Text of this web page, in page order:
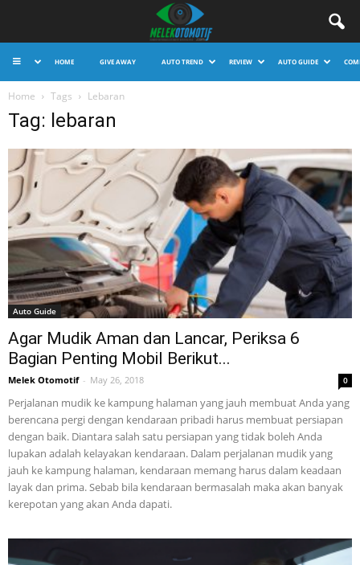
HOME GIVE AWAY AUTO TREND REVIEW AUTO GUIDE
Home Tags Lebaran
Tag: lebaran
Auto Guide
Agar Mudik Aman dan Lancar, Periksa 6
Bagian Penting Mobil Berikut...
Melek Otomotif - May 26, 2018 0
Perjalanan mudik ke kampung halaman yang jauh membuat Anda yang
berencana pergi dengan kendaraan pribadi harus membuat persiapan
dengan baik. Diantara salah satu persiapan yang tidak boleh Anda
lupakan adalah kelayakan kendaraan. Dalam perjalanan mudik yang
jauh ke kampung halaman, kendaraan memang harus dalam keadaan
layak dan prima. Sebab bila kendaraan bermasalah maka akan banyak
kerepotan yang akan Anda dapati.